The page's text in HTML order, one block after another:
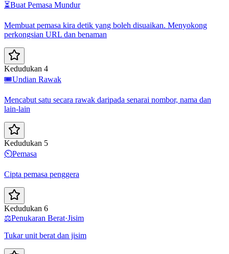
⏳Buat Pemasa Mundur
Membuat pemasa kira detik yang boleh disuaikan. Menyokong
perkongsian URL dan benaman
Kedudukan 4
🎟️Undian Rawak
Mencabut satu secara rawak daripada senarai nombor, nama dan
lain-lain
Kedudukan 5
⏲️Pemasa
Cipta pemasa penggera
Kedudukan 6
⚖️Penukaran Berat·Jisim
Tukar unit berat dan jisim